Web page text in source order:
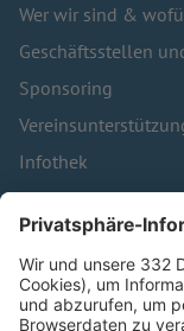
Wer wir sind &
Geschäftsstellen
Sponsoring
Infothek
Kontakt
HÄUFIG
Pässe und